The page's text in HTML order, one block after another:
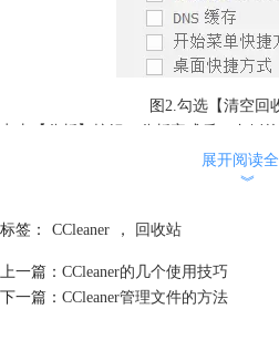
图2.勾选【清空回
点击【分析】按钮，分析完成后，右侧
展开阅读
︾
标签： CCleaner ， 回收站
上一篇： CCleaner的几个使用技巧
下一篇： CCleaner管理文件的方法